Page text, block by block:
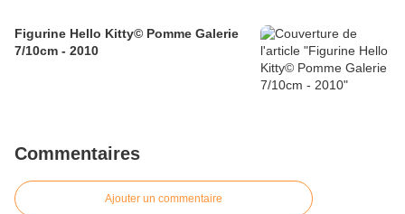
Figurine Hello Kitty© Pomme Galerie
7/10cm - 2010
Commentaires
Ajouter un commentaire